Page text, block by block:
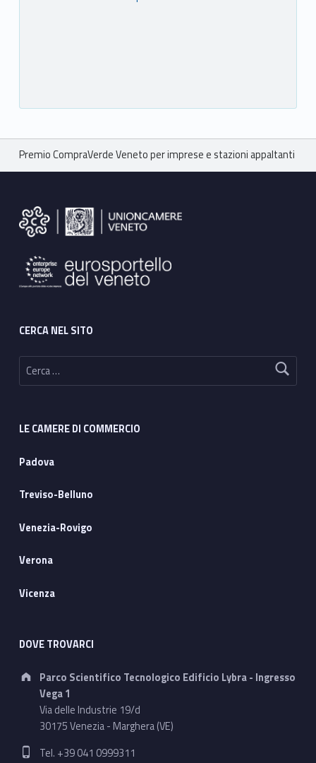
Breadcrumbs navigation
Premio CompraVerde Veneto per imprese e stazioni appaltanti
CERCA NEL SITO
Ricerca per:
LE CAMERE DI COMMERCIO
Padova
Treviso-Belluno
Venezia-Rovigo
Verona
Vicenza
DOVE TROVARCI
Address:
Parco Scientifico Tecnologico Edificio Lybra - Ingresso
Vega 1
Via delle Industrie 19/d
30175 Venezia - Marghera (VE)
Phone number:
Tel. +39 041 0999311